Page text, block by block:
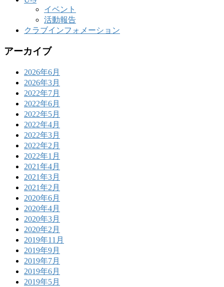
イベント
活動報告
クラブインフォメーション
アーカイブ
2026年6月
2026年3月
2022年7月
2022年6月
2022年5月
2022年4月
2022年3月
2022年2月
2022年1月
2021年4月
2021年3月
2021年2月
2020年6月
2020年4月
2020年3月
2020年2月
2019年11月
2019年9月
2019年7月
2019年6月
2019年5月